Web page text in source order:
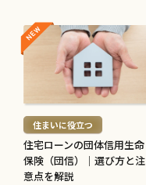
続
き
む
>
NEW
NEW
住まいに役立つ
住宅ローンの団体信用生命
保険（団信）｜選び方と注
意点を解説